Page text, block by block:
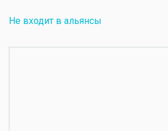
Не входит в альянсы